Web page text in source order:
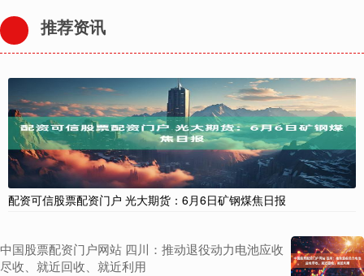
推荐资讯
配资可信股票配资门户 光大期货：6月6日矿钢煤焦日报
中国股票配资门户网站 四川：推动退役动力电池应收
尽收、就近回收、就近利用